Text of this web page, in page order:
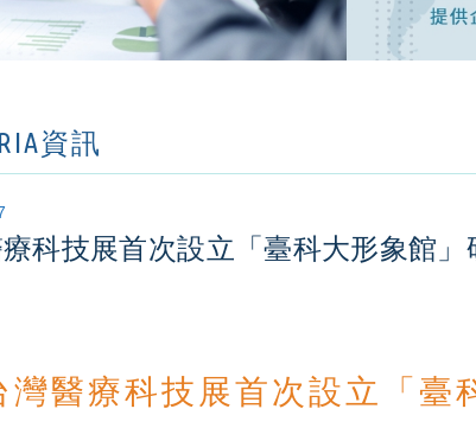
資訊
科技展首次設立「臺科大形象館」
灣醫療科技展首次設立「臺